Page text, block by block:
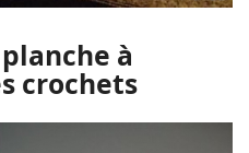
à
crochets